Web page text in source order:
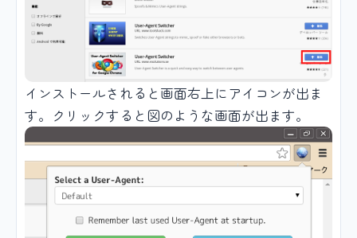
インストールされると画面右上にアイコンが出ま
す。クリックすると図のような画面が出ます。